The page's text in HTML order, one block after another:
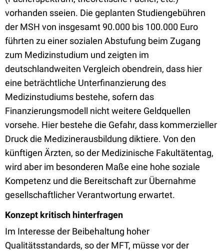
vorhanden sseien. Die geplanten Studiengebühren
der MSH von insgesamt 90.000 bis 100.000 Euro
führten zu einer sozialen Abstufung beim Zugang
zum Medizinstudium und zeigten im
deutschlandweiten Vergleich obendrein, dass hier
eine beträchtliche Unterfinanzierung des
Medizinstudiums bestehe, sofern das
Finanzierungsmodell nicht weitere Geldquellen
vorsehe. Hier bestehe die Gefahr, dass kommerzieller
Druck die Medizinerausbildung diktiere. Von den
künftigen Ärzten, so der Medizinische Fakultätentag,
wird aber im besonderen Maße eine hohe soziale
Kompetenz und die Bereitschaft zur Übernahme
gesellschaftlicher Verantwortung erwartet.
Konzept kritisch hinterfragen
Im Interesse der Beibehaltung hoher
Qualitätsstandards, so der MFT, müsse vor der